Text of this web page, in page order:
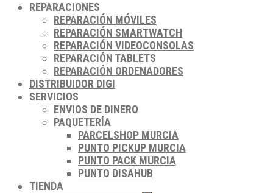
REPARACIONES
REPARACIÓN MÓVILES
REPARACIÓN SMARTWATCH
REPARACIÓN VIDEOCONSOLAS
REPARACIÓN TABLETS
REPARACIÓN ORDENADORES
DISTRIBUIDOR DIGI
SERVICIOS
ENVIOS DE DINERO
PAQUETERÍA
PARCELSHOP MURCIA
PUNTO PICKUP MURCIA
PUNTO PACK MURCIA
PUNTO DISAHUB
TIENDA